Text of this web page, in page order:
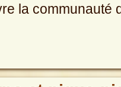
la communauté